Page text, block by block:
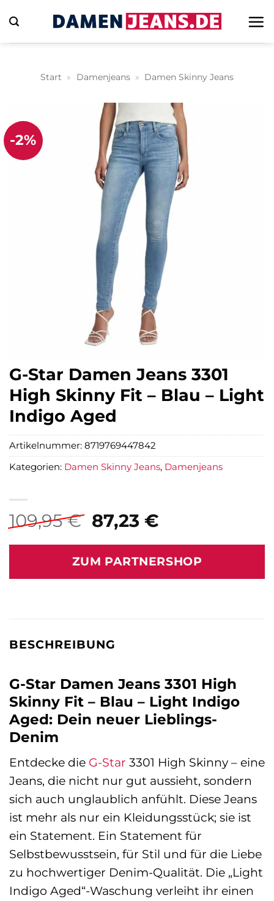
Inhalt
springen
Start » Damenjeans » Damen Skinny Jeans
-2%
G-Star Damen Jeans 3301
High Skinny Fit – Blau – Light
Indigo Aged
109,95€ Ursprünglicher
Preis
war:
109,95 €
87,23 €Aktueller
ist:
87,23 €.
ZUM PARTNERSHOP
Artikelnummer: 8719769447842
Kategorien: Damen Skinny Jeans, Damenjeans
BESCHREIBUNG
G-Star Damen Jeans 3301 High
Skinny Fit – Blau – Light Indigo
Aged: Dein neuer Lieblings-
Denim
Entdecke die G-Star 3301 High Skinny – eine
Jeans, die nicht nur gut aussieht, sondern
sich auch unglaublich anfühlt. Diese Jeans
ist mehr als nur ein Kleidungsstück; sie ist
ein Statement. Ein Statement für
Selbstbewusstsein, für Stil und für die Liebe
zu hochwertiger Denim-Qualität. Die „Light
Indigo Aged“-Waschung verleiht ihr einen